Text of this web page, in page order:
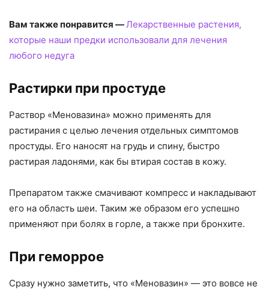
Вам также понравится —Лекарственные растения,
которые наши предки использовали для лечения
любого недуга
Растирки при простуде
Раствор «Меновазина» можно применять для
растирания с целью лечения отдельных симптомов
простуды. Его наносят на грудь и спину, быстро
растирая ладонями, как бы втирая состав в кожу.
Препаратом также смачивают компресс и накладывают
его на область шеи. Таким же образом его успешно
применяют при болях в горле, а также при бронхите.
При геморрое
Сразу нужно заметить, что «Меновазин» — это вовсе не